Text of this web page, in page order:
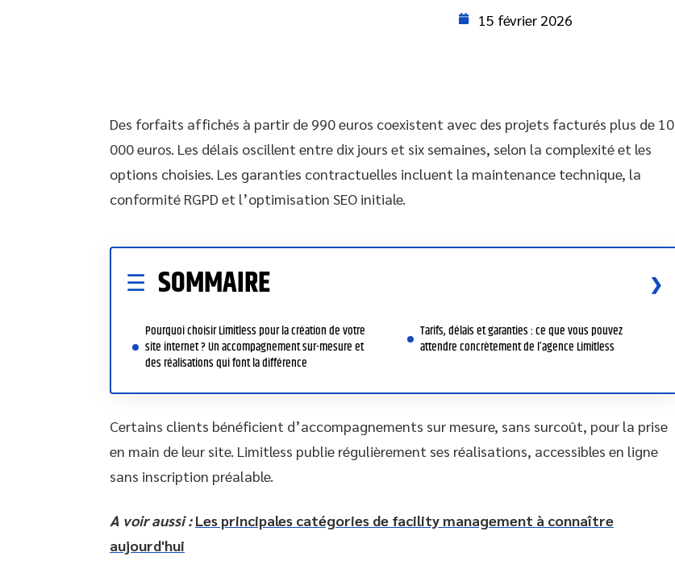
15 février 2026
Des forfaits affichés à partir de 990 euros coexistent avec des projets facturés plus de 10
000 euros. Les délais oscillent entre dix jours et six semaines, selon la complexité et les
options choisies. Les garanties contractuelles incluent la maintenance technique, la
conformité RGPD et l’optimisation SEO initiale.
SOMMAIRE
Pourquoi choisir Limitless pour la création de votre
site internet ? Un accompagnement sur-mesure et
des réalisations qui font la différence
Tarifs, délais et garanties : ce que vous pouvez
attendre concrètement de l’agence Limitless
Certains clients bénéficient d’accompagnements sur mesure, sans surcoût, pour la prise
en main de leur site. Limitless publie régulièrement ses réalisations, accessibles en ligne
sans inscription préalable.
A voir aussi : Les principales catégories de facility management à connaître
aujourd'hui